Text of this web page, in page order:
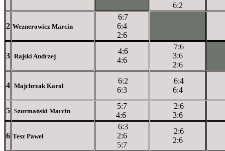
6:2
2 Weznerowicz Marcin
6:7
6:4
2:6
3 Rajski Andrzej
4:6
4:6
7:6
3:6
2:6
4 Majchrzak Karol
6:2
6:3
6:4
6:4
5 Szurmański Marcin
5:7
4:6
2:6
3:6
6 Tesz Paweł
6:3
2:6
5:7
2:6
2:6